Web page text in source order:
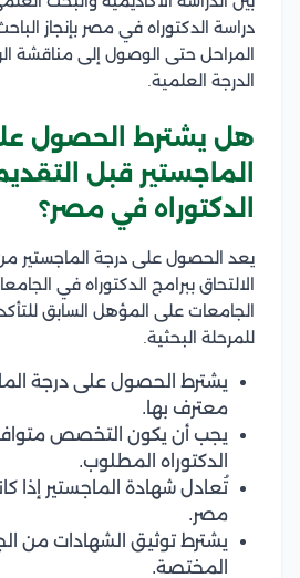
دراسة الدكتوراه في مصر بإنجاز
المراحل حتى الوصول إلى مناقشة
الدرجة العلمية.
هل يشترط الحصول
الماجستير قبل
الدكتوراه في مصر؟
يعد الحصول على درجة الماجستير
الالتحاق ببرامج الدكتوراه في
الجامعات على المؤهل السابق
للمرحلة البحثية.
يشترط الحصول على درجة
معترف بها.
يجب أن يكون التخصص
الدكتوراه المطلوب.
تُعادل شهادة الماجستير إذا
مصر.
يشترط توثيق الشهادات من
المختصة.